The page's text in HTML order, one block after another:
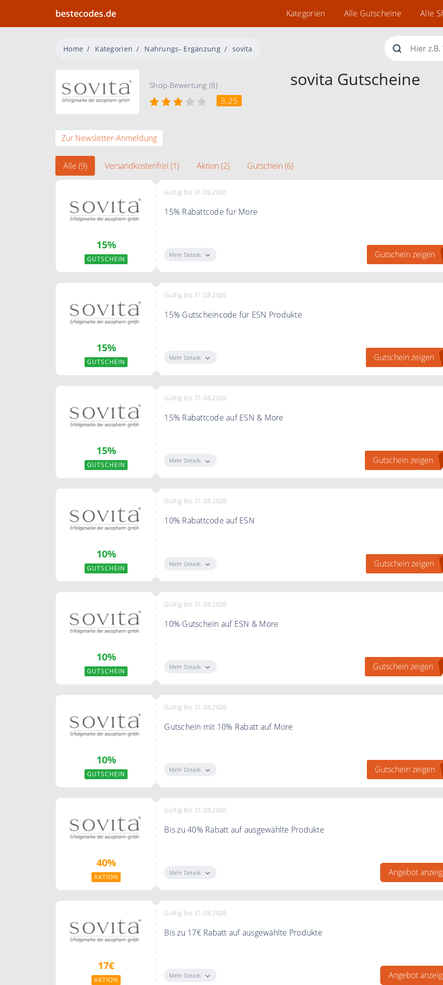
bestecodes.de Kategorien Alle Gutscheine Alle
Home Kategorien Nahrungs- Ergänzung sovita
Shop-Bewertung (8)
3.25
sovita Gutscheine
Zur Newsletter-Anmeldung
Alle (9) Versandkostenfrei (1) Aktion (2) Gutschein (6)
15%
GUTSCHEIN
Gültig bis 31.08.2026
15% Rabattcode für More
Mehr Details Gutschein zeigen
15%
GUTSCHEIN
Gültig bis 31.08.2026
15% Gutscheincode für ESN Produkte
Mehr Details Gutschein zeigen
15%
GUTSCHEIN
Gültig bis 31.08.2026
15% Rabattcode auf ESN & More
Mehr Details Gutschein zeigen
10%
GUTSCHEIN
Gültig bis 31.08.2026
10% Rabattcode auf ESN
Mehr Details Gutschein zeigen
10%
GUTSCHEIN
Gültig bis 31.08.2026
10% Gutschein auf ESN & More
Mehr Details Gutschein zeigen
10%
GUTSCHEIN
Gültig bis 31.08.2026
Gutschein mit 10% Rabatt auf More
Mehr Details Gutschein zeigen
40%
AKTION
Gültig bis 31.08.2026
Bis zu 40% Rabatt auf ausgewählte Produkte
Mehr Details Angebot
17€
AKTION
Gültig bis 31.08.2026
Bis zu 17€ Rabatt auf ausgewählte Produkte
Mehr Details Angebot